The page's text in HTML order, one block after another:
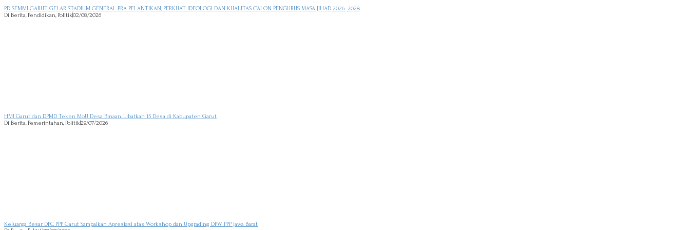
PD SEMMI GARUT GELAR STADIUM GENERAL PRA PELANTIKAN, PERKUAT IDEOLOGI DAN KUALITAS CALON PENGURUS MASA JIHAD 2026–2028
Di Berita, Pendidikan, Politik02/08/2026
HMI Garut dan DPMD Teken MoU Desa Binaan, Libatkan 15 Desa di Kabupaten Garut
Di Berita, Pemerintahan, Politik29/07/2026
Keluarga Besar DPC PPP Garut Sampaikan Apresiasi atas Workshop dan Upgrading DPW PPP Jawa Barat